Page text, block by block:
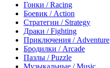
Гонки / Racing
Боевик / Action
Стратегии / Strategy
Драки / Fighting
Приключения / Adventure
Бродилки / Arcade
Пазлы / Puzzle
Музыкальные / Music